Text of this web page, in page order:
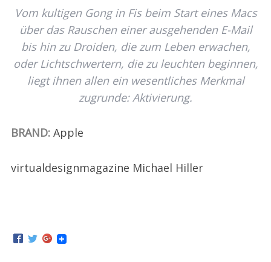
Vom kultigen Gong in Fis beim Start eines Macs
über das Rauschen einer ausgehenden E-Mail
bis hin zu Droiden, die zum Leben erwachen,
oder Lichtschwertern, die zu leuchten beginnen,
liegt ihnen allen ein wesentliches Merkmal
zugrunde: Aktivierung.
BRAND:Apple
virtualdesignmagazine Michael Hiller